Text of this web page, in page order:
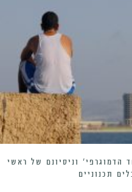
וניסיונם של ראשי
תכנוניים